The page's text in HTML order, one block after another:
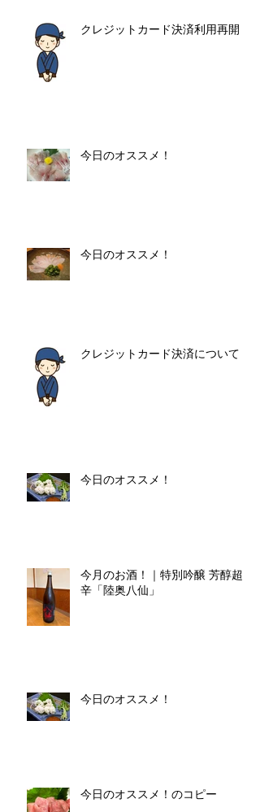
クレジットカード決済利用再開
今日のオススメ！
今日のオススメ！
クレジットカード決済について
今日のオススメ！
今月のお酒！｜特別吟醸 芳醇超
辛「陸奥八仙」
今日のオススメ！
今日のオススメ！のコピー